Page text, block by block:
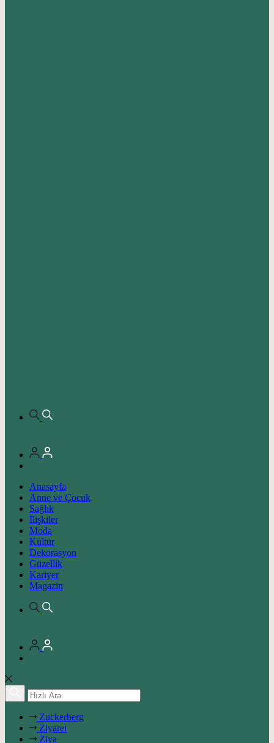
Anasayfa
Anne ve Çocuk
Sağlık
İlişkiler
Moda
Kültür
Dekorasyon
Güzellik
Kariyer
Magazin
Zuckerberg
Ziyaret
Ziya